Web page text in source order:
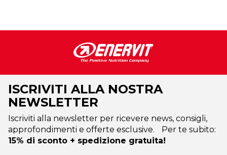
ISCRIVITI ALLA NOSTRA
NEWSLETTER
Iscriviti alla newsletter per ricevere news, consigli,
approfondimenti e offerte esclusive. Per te subito:
15% di sconto + spedizione gratuita!